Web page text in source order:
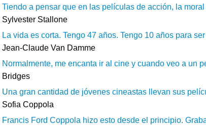
Tiendo a pensar que en las películas de acción, la
Sylvester Stallone
La vida es corta. Tengo 47 años. Tengo 10 años para
Jean-Claude Van Damme
Normalmente, me encanta ir al cine y cuando veo a un
Bridges
Una gran cantidad de jóvenes cineastas llevan sus
Sofia Coppola
Francis Ford Coppola hizo esto desde el principio.